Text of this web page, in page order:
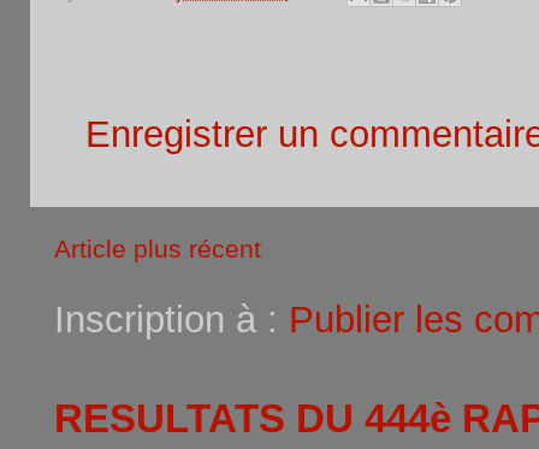
Enregistrer un
Article plus récent
Inscription à : Publier les
RESULTATS DU 444è